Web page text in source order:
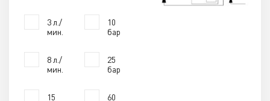
3 л./
мин.
8 л./
мин.
15
10
бар
25
бар
60